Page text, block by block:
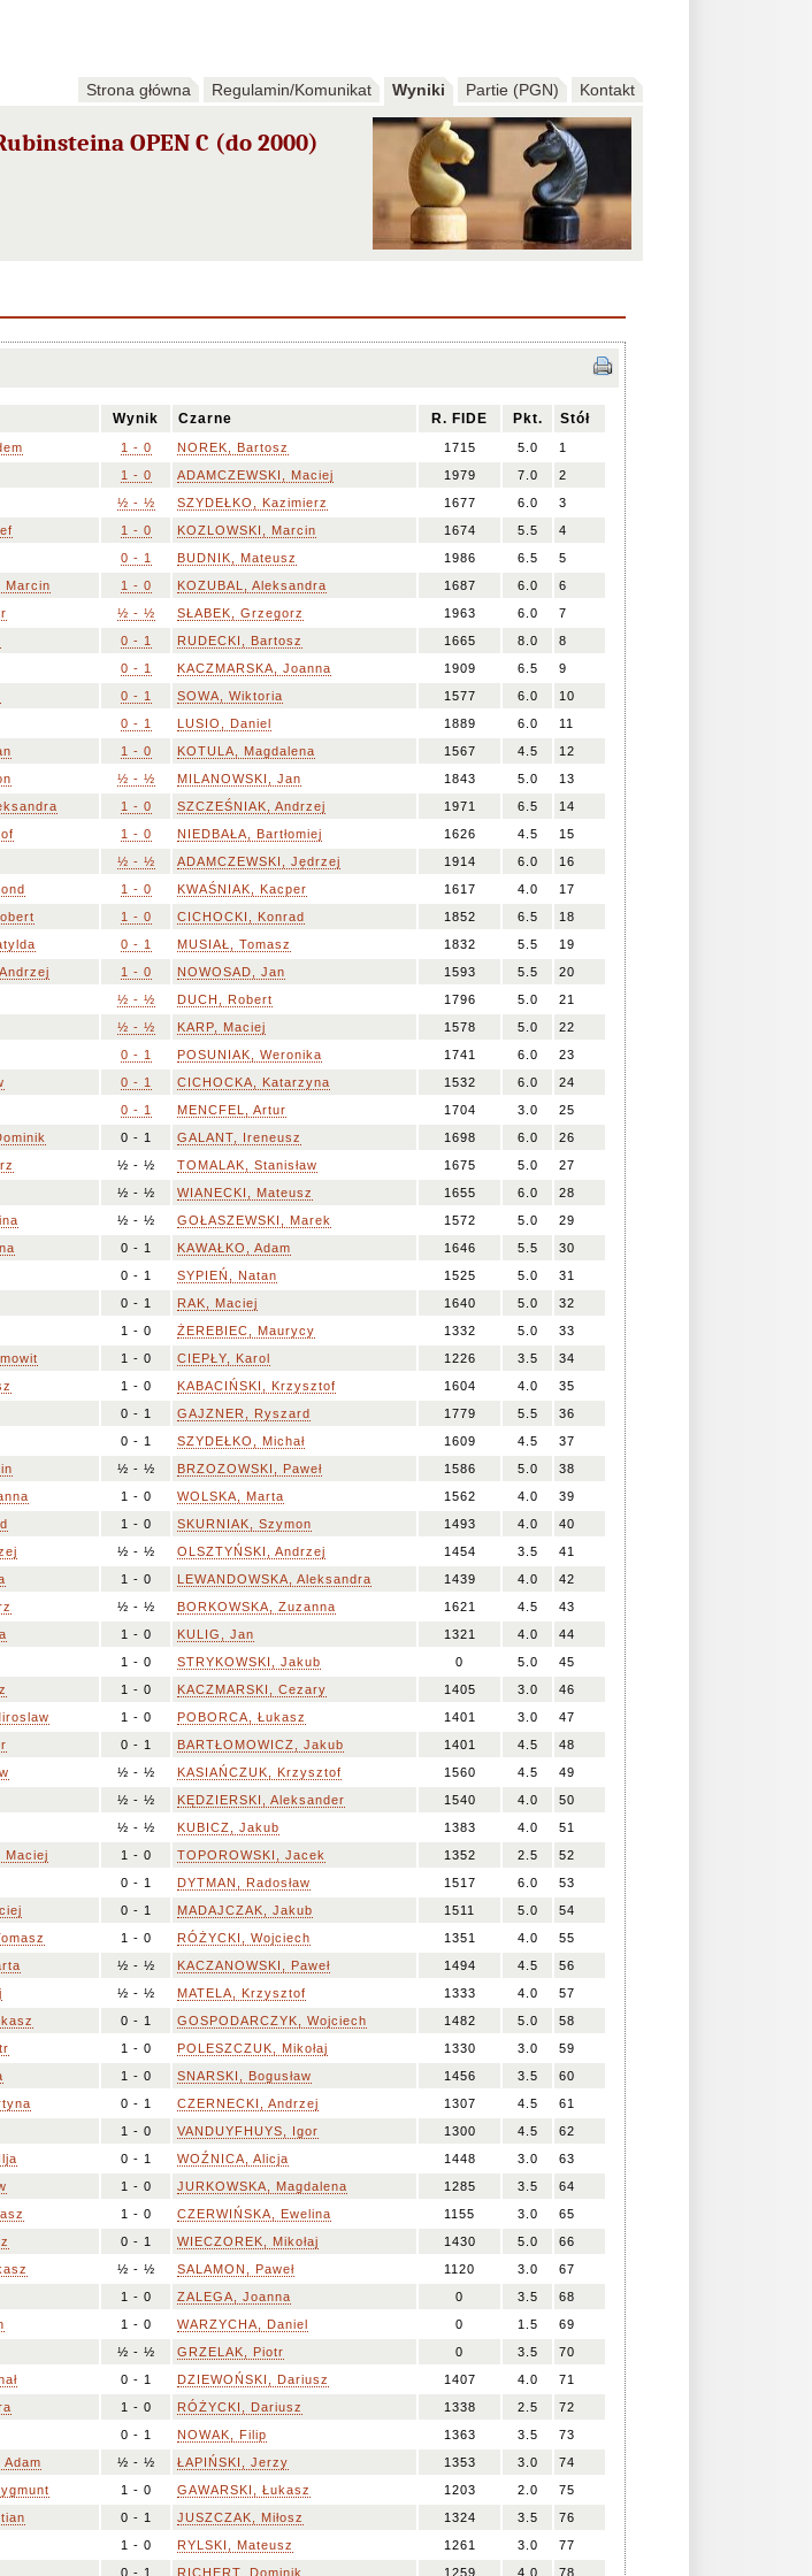
Strona główna Regulamin/Komunikat Wyniki Partie (PGN) Kontakt
OPEN C (do 2000)
Wynik Czarne R. FIDE Pkt. Stół
1 - 0 NOREK, Bartosz 1715 5.0
1
1 - 0 ADAMCZEWSKI, Maciej 1979 7.0
2
½ - ½ SZYDEŁKO, Kazimierz 1677 6.0
3
1 - 0 KOZLOWSKI, Marcin 1674 5.5
4
0 - 1 BUDNIK, Mateusz 1986 6.5
5
Marcin 1 - 0 KOZUBAL, Aleksandra 1687 6.0
6
½ - ½ SŁABEK, Grzegorz 1963 6.0
7
0 - 1 RUDECKI, Bartosz 1665 8.0
8
0 - 1 KACZMARSKA, Joanna 1909 6.5
9
0 - 1 SOWA, Wiktoria 1577 6.0
10
0 - 1 LUSIO, Daniel 1889 6.0
11
1 - 0 KOTULA, Magdalena 1567 4.5
12
½ - ½ MILANOWSKI, Jan 1843 5.0
13
1 - 0 SZCZEŚNIAK, Andrzej 1971 6.5
14
1 - 0 NIEDBAŁA, Bartłomiej 1626 4.5
15
½ - ½ ADAMCZEWSKI, Jędrzej 1914 6.0
16
1 - 0 KWAŚNIAK, Kacper 1617 4.0
17
1 - 0 CICHOCKI, Konrad 1852 6.5
18
0 - 1 MUSIAŁ, Tomasz 1832 5.5
19
1 - 0 NOWOSAD, Jan 1593 5.5
20
½ - ½ DUCH, Robert 1796 5.0
21
½ - ½ KARP, Maciej 1578 5.0
22
0 - 1 POSUNIAK, Weronika 1741 6.0
23
0 - 1 CICHOCKA, Katarzyna 1532 6.0
24
0 - 1 MENCFEL, Artur 1704 3.0
25
0 - 1 GALANT, Ireneusz 1698 6.0
26
½ - ½ TOMALAK, Stanisław 1675 5.0
27
½ - ½ WIANECKI, Mateusz 1655 6.0
28
½ - ½ GOŁASZEWSKI, Marek 1572 5.0
29
0 - 1 KAWAŁKO, Adam 1646 5.5
30
0 - 1 SYPIEŃ, Natan 1525 5.0
31
0 - 1 RAK, Maciej 1640 5.0
32
1 - 0 ŻEREBIEC, Maurycy 1332 5.0
33
1 - 0 CIEPŁY, Karol 1226 3.5
34
1 - 0 KABACIŃSKI, Krzysztof 1604 4.0
35
0 - 1 GAJZNER, Ryszard 1779 5.5
36
0 - 1 SZYDEŁKO, Michał 1609 4.5
37
½ - ½ BRZOZOWSKI, Paweł 1586 5.0
38
1 - 0 WOLSKA, Marta 1562 4.0
39
1 - 0 SKURNIAK, Szymon 1493 4.0
40
½ - ½ OLSZTYŃSKI, Andrzej 1454 3.5
41
1 - 0 LEWANDOWSKA, Aleksandra 1439 4.0
42
½ - ½ BORKOWSKA, Zuzanna 1621 4.5
43
1 - 0 KULIG, Jan 1321 4.0
44
1 - 0 STRYKOWSKI, Jakub 0 5.0
45
1 - 0 KACZMARSKI, Cezary 1405 3.0
46
1 - 0 POBORCA, Łukasz 1401 3.0
47
0 - 1 BARTŁOMOWICZ, Jakub 1401 4.5
48
½ - ½ KASIAŃCZUK, Krzysztof 1560 4.5
49
½ - ½ KĘDZIERSKI, Aleksander 1540 4.0
50
½ - ½ KUBICZ, Jakub 1383 4.0
51
Maciej 1 - 0 TOPOROWSKI, Jacek 1352 2.5
52
0 - 1 DYTMAN, Radosław 1517 6.0
53
0 - 1 MADAJCZAK, Jakub 1511 5.0
54
1 - 0 RÓŻYCKI, Wojciech 1351 4.0
55
½ - ½ KACZANOWSKI, Paweł 1494 4.5
56
½ - ½ MATELA, Krzysztof 1333 4.0
57
0 - 1 GOSPODARCZYK, Wojciech 1482 5.0
58
1 - 0 POLESZCZUK, Mikołaj 1330 3.0
59
1 - 0 SNARSKI, Bogusław 1456 3.5
60
0 - 1 CZERNECKI, Andrzej 1307 4.5
61
1 - 0 VANDUYFHUYS, Igor 1300 4.5
62
0 - 1 WOŹNICA, Alicja 1448 3.0
63
1 - 0 JURKOWSKA, Magdalena 1285 3.5
64
1 - 0 CZERWIŃSKA, Ewelina 1155 3.0
65
0 - 1 WIECZOREK, Mikołaj 1430 5.0
66
½ - ½ SALAMON, Paweł 1120 3.0
67
1 - 0 ZALEGA, Joanna 0 3.5
68
1 - 0 WARZYCHA, Daniel 0 1.5
69
½ - ½ GRZELAK, Piotr 0 3.5
70
0 - 1 DZIEWOŃSKI, Dariusz 1407 4.0
71
1 - 0 RÓŻYCKI, Dariusz 1338 2.5
72
0 - 1 NOWAK, Filip 1363 3.5
73
Adam ½ - ½ ŁAPIŃSKI, Jerzy 1353 3.0
74
1 - 0 GAWARSKI, Łukasz 1203 2.0
75
0 - 1 JUSZCZAK, Miłosz 1324 3.5
76
1 - 0 RYLSKI, Mateusz 1261 3.0
77
0 - 1 RICHERT, Dominik 1259 4.0 78